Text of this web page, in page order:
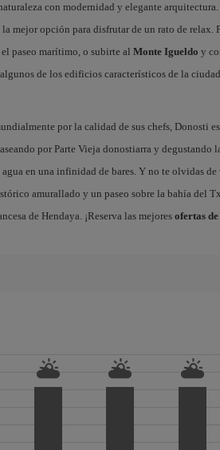
con modernidad y elegante arquitectura.
la mejor opción para disfrutar de un rato de relax.
paseo marítimo, o subirte al Monte Igueldo y
de los edificios característicos de la
por la calidad de sus chefs, Donosti
por Parte Vieja donostiarra y degustando
agua en una infinidad de bares. Y no te olvidas
amurallado y un paseo sobre la bahía del
de Hendaya. ¡Reserva las mejoresofertas